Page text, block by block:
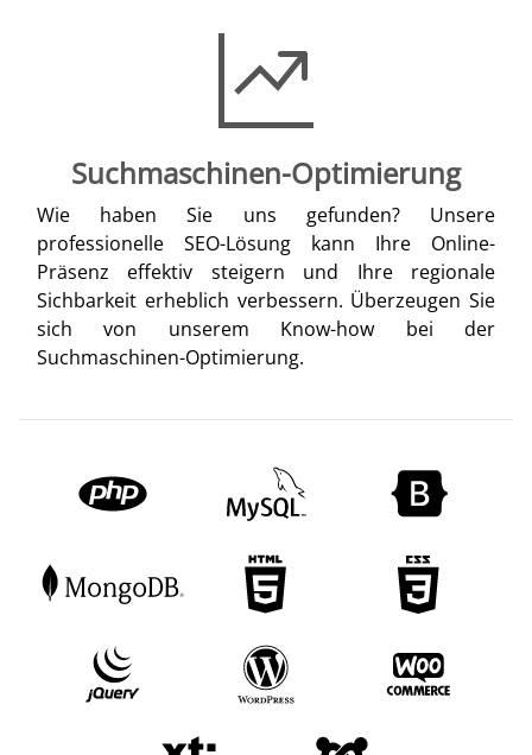
Suchmaschinen-Optimierung
Wie haben Sie uns gefunden? Unsere
professionelle SEO-Lösung kann Ihre Online-
Präsenz effektiv steigern und Ihre regionale
Sichbarkeit erheblich verbessern. Überzeugen Sie
sich von unserem Know-how bei der
Suchmaschinen-Optimierung.